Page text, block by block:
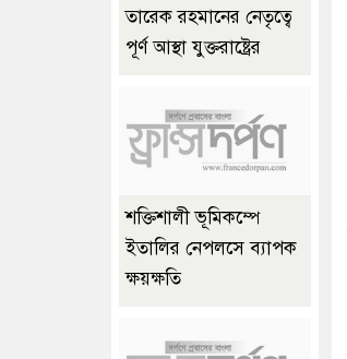
তারেক রহমানের নেতৃত্বে
পূর্ণ আস্থা যুক্তরাষ্ট্রের
শক্তিশালী ভূমিকম্পে
ইতালির নেপলসে ব্যাপক
ক্ষয়ক্ষতি